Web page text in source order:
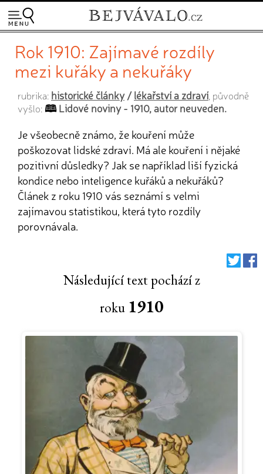
Rok 1910: Zajímavé rozdíly
mezi kuřáky a nekuřáky
rubrika: historické články/lékařství a zdraví, původně
vyšlo:
Lidové noviny - 1910, autor neuveden.
Je všeobecně známo, že kouření může
poškozovat lidské zdraví. Má ale kouření i nějaké
pozitivní důsledky? Jak se například liší fyzická
kondice nebo inteligence kuřáků a nekuřáků?
Článek z roku 1910 vás seznámí s velmi
zajímavou statistikou, která tyto rozdíly
porovnávala.
Následující text pochází z
roku 1910